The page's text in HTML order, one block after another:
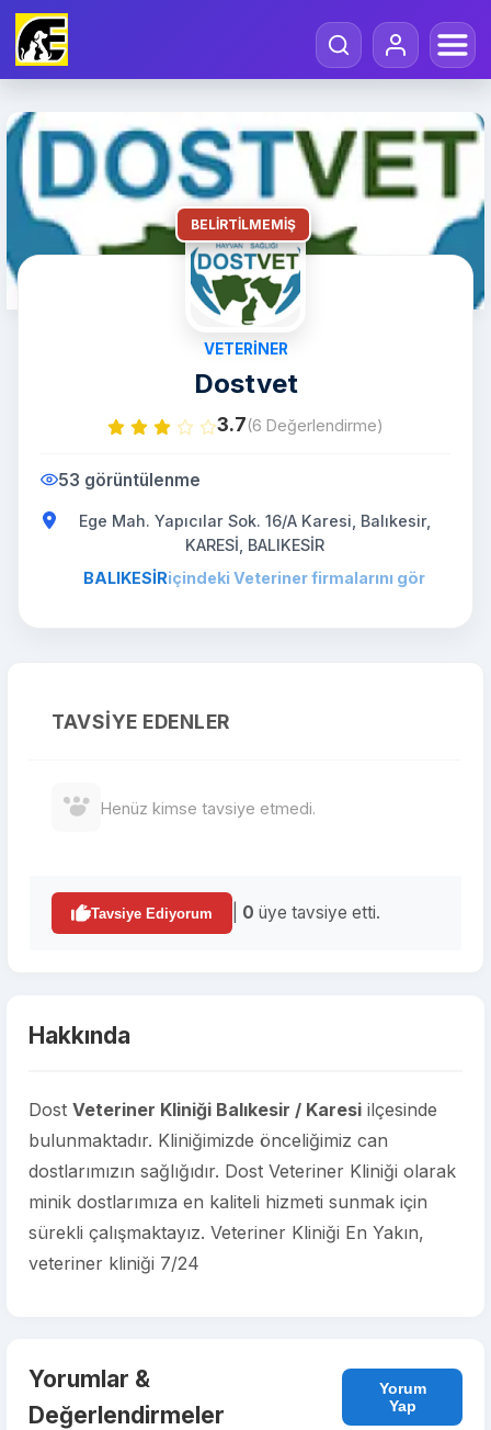
BELIRTILMEMIŞ
VETERINER
Dostvet
3.7(6 Değerlendirme)
53 görüntülenme
Ege Mah. Yapıcılar Sok. 16/A Karesi, Balıkesir,
KARESİ, BALIKESİR
BALIKESİRiçindeki Veteriner firmalarını gör
TAVSIYE EDENLER
Henüz kimse tavsiye etmedi.
Tavsiye Ediyorum 0 üye tavsiye etti.
Hakkında
Dost Veteriner Kliniği Balıkesir / Karesi ilçesinde
bulunmaktadır. Kliniğimizde önceliğimiz can
dostlarımızın sağlığıdır. Dost Veteriner Kliniği olarak
minik dostlarımıza en kaliteli hizmeti sunmak için
sürekli çalışmaktayız. Veteriner Kliniği En Yakın,
veteriner kliniği 7/24
Yorumlar &
Değerlendirmeler
Yorum
Yap